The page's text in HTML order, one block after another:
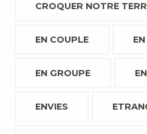
CROQUER NOTRE
EN COUPLE
EN GROUPE
ENVIES